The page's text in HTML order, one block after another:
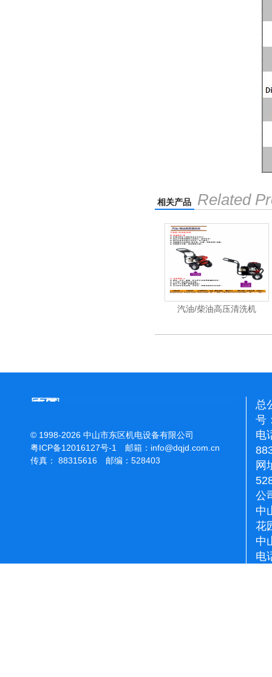
相关产品 Related
汽油/柴油高压清洗机
© 1998-2026 中山市东区机电设备有限公司
粤ICP备12016127号-1
邮箱： info@dqjd.com.cn
传真： 88315616 邮编：528403
总
号
电
网
公
中
花
中
电